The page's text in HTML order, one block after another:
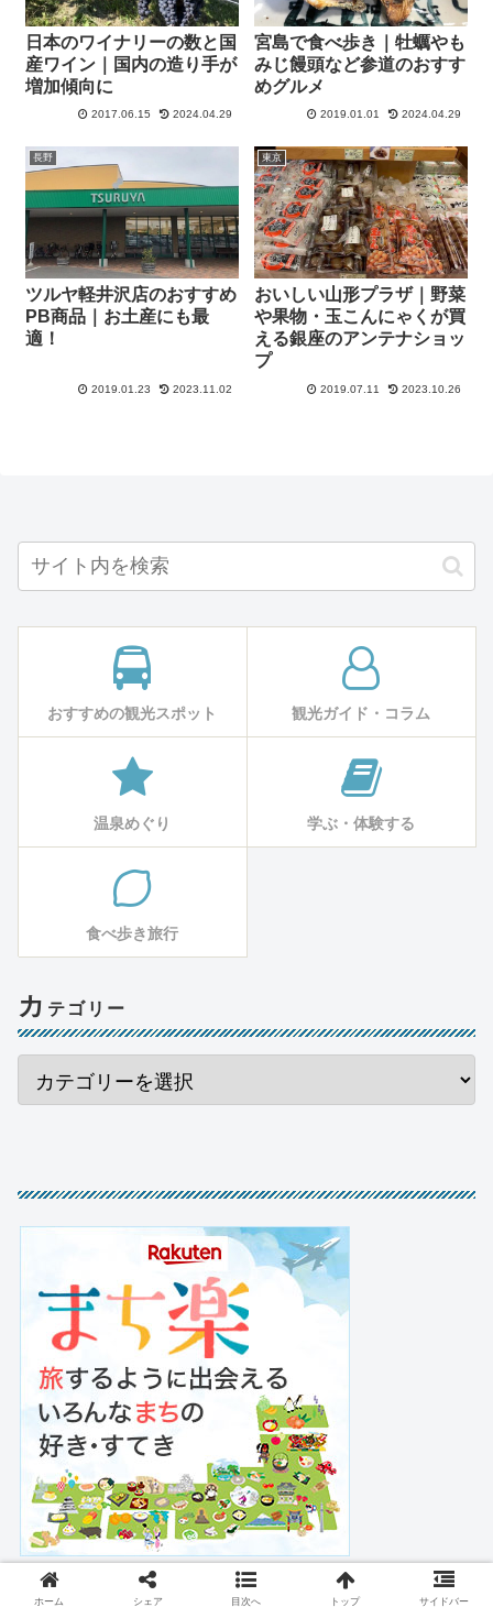
日本のワイナリーの数と国
産ワイン｜国内の造り手が
増加傾向に
2017.06.15 2024.04.29
宮島で食べ歩き｜牡蠣やも
みじ饅頭など参道のおすす
めグルメ
2019.01.01 2024.04.29
長野
ツルヤ軽井沢店のおすすめ
PB商品｜お土産にも最
適！
2019.01.23 2023.11.02
東京
おいしい山形プラザ｜野菜
や果物・玉こんにゃくが買
える銀座のアンテナショッ
プ
2019.07.11 2023.10.26
おすすめの観光スポット 観光ガイド・コラム
温泉めぐり 学ぶ・体験する
食べ歩き旅行
カ テゴリー
ホーム シェア 目次へ トップ サイドバー